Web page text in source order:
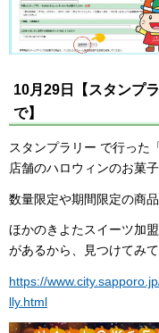
10月29日【スタンプ
で】
スタンプラリー で行った
店舗のハロウィンのお菓子
数量限定や期間限定の商
ほかのきよたスイーツ加
があるから、見つけてみ
https://
lly.html